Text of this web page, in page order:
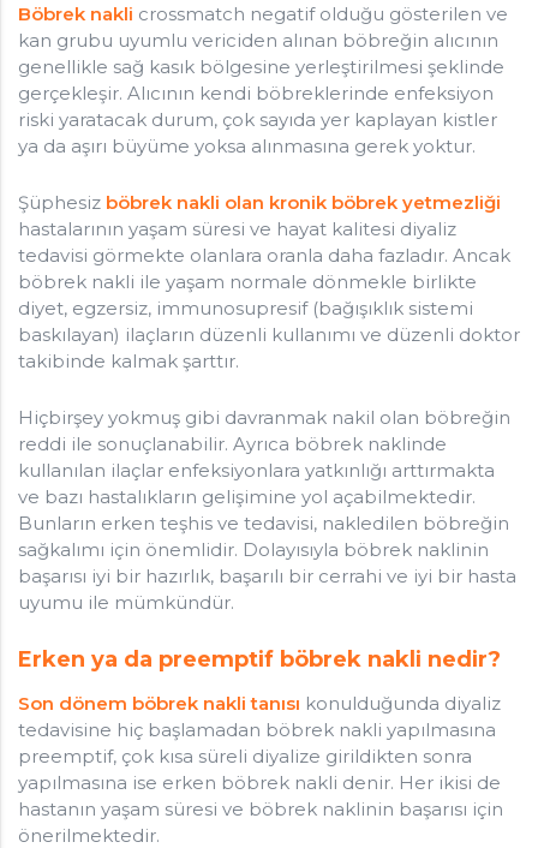
Böbrek nakli crossmatch negatif olduğu gösterilen ve
kan grubu uyumlu vericiden alınan böbreğin alıcının
genellikle sağ kasık bölgesine yerleştirilmesi şeklinde
gerçekleşir. Alıcının kendi böbreklerinde enfeksiyon
riski yaratacak durum, çok sayıda yer kaplayan kistler
ya da aşırı büyüme yoksa alınmasına gerek yoktur.
Şüphesiz böbrek nakli olan kronik böbrek yetmezliği
hastalarının yaşam süresi ve hayat kalitesi diyaliz
tedavisi görmekte olanlara oranla daha fazladır. Ancak
böbrek nakli ile yaşam normale dönmekle birlikte
diyet, egzersiz, immunosupresif (bağışıklık sistemi
baskılayan) ilaçların düzenli kullanımı ve düzenli doktor
takibinde kalmak şarttır.
Hiçbirşey yokmuş gibi davranmak nakil olan böbreğin
reddi ile sonuçlanabilir. Ayrıca böbrek naklinde
kullanılan ilaçlar enfeksiyonlara yatkınlığı arttırmakta
ve bazı hastalıkların gelişimine yol açabilmektedir.
Bunların erken teşhis ve tedavisi, nakledilen böbreğin
sağkalımı için önemlidir. Dolayısıyla böbrek naklinin
başarısı iyi bir hazırlık, başarılı bir cerrahi ve iyi bir hasta
uyumu ile mümkündür.
Erken ya da preemptif böbrek nakli nedir?
Son dönem böbrek nakli tanısı konulduğunda diyaliz
tedavisine hiç başlamadan böbrek nakli yapılmasına
preemptif, çok kısa süreli diyalize girildikten sonra
yapılmasına ise erken böbrek nakli denir. Her ikisi de
hastanın yaşam süresi ve böbrek naklinin başarısı için
önerilmektedir.